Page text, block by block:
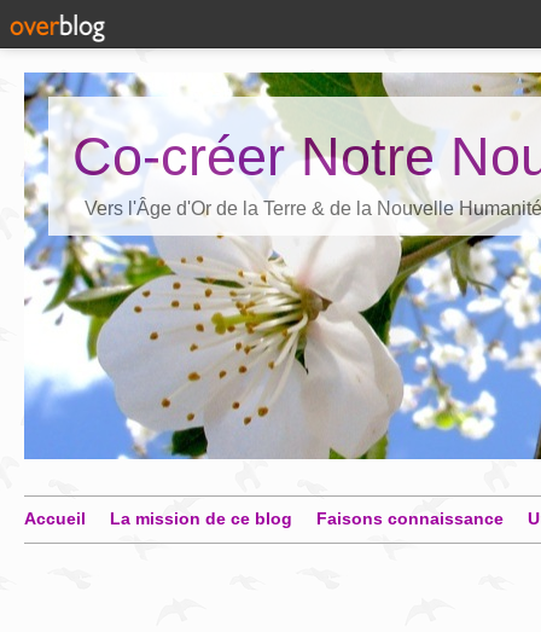
Co-créer Notre
Vers l'Âge d'Or de la Terre & de la Nouvelle Humanité
Accueil La mission de ce blog Faisons connaissance